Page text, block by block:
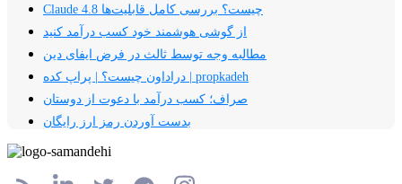
Claude 4.8 چیست؟ بررسی کامل قابلیت‌ها
از گوشی هوشمند خود کسب درآمد کنید
مطالبه وجه توسط ثالث در فرض ایفای دین
دراداون چیست؟ | پراپ کده | propkadeh
صراف؛ کسب درآمد با دعوت از دوستان
بدست آوردن رمز ارز رایگان